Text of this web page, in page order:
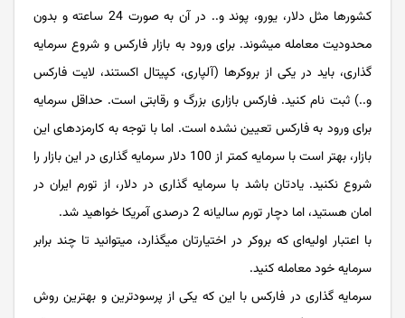
کشورها مثل دلار، یورو، پوند و.. در آن به صورت 24 ساعته و بدون
محدودیت معامله میشوند. برای ورود به بازار فارکس و شروع سرمایه
گذاری، باید در یکی از بروکرها (آلپاری، کپیتال اکستند، لایت فارکس
و..) ثبت نام کنید. فارکس بازاری بزرگ و رقابتی است. حداقل سرمایه
برای ورود به فارکس تعیین نشده است. اما با توجه به کارمزدهای این
بازار، بهتر است با سرمایه کمتر از 100 دلار سرمایه گذاری در این بازار را
شروع نکنید. یادتان باشد با سرمایه گذاری در دلار، از تورم ایران در
امان هستید، اما دچار تورم سالیانه 2 درصدی آمریکا خواهید شد.
با اعتبار اولیه‌ای که بروکر در اختیارتان میگذارد، میتوانید تا چند برابر
سرمایه خود معامله کنید.
سرمایه گذاری در فارکس با این که یکی از پرسودترین و بهترین روش